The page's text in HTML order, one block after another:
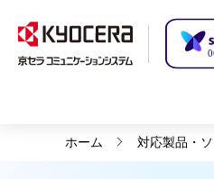
ホーム 対応製品・